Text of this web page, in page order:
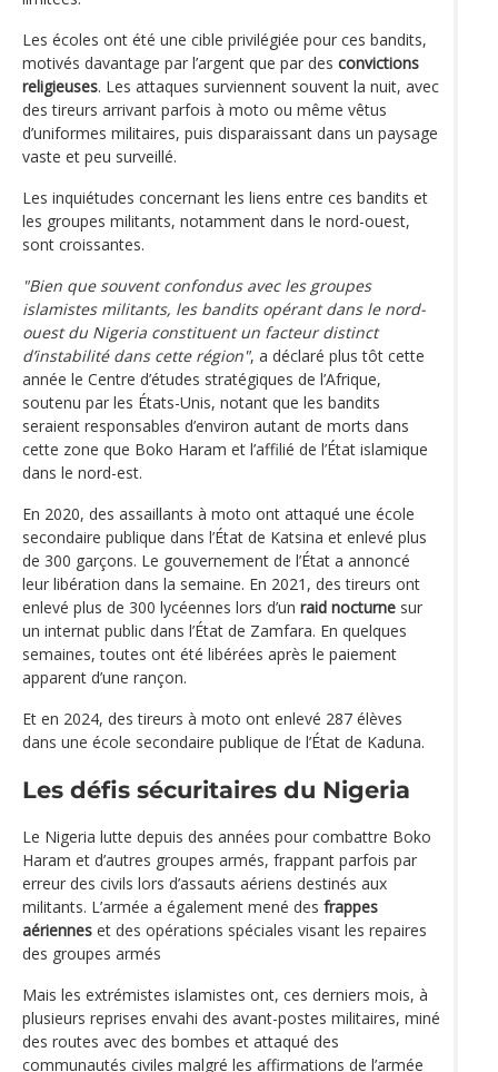
Les écoles ont été une cible privilégiée pour ces bandits,
motivés davantage par l’argent que par des convictions
religieuses. Les attaques surviennent souvent la nuit, avec
des tireurs arrivant parfois à moto ou même vêtus
d’uniformes militaires, puis disparaissant dans un paysage
vaste et peu surveillé.
Les inquiétudes concernant les liens entre ces bandits et
les groupes militants, notamment dans le nord-ouest,
sont croissantes.
"Bien que souvent confondus avec les groupes
islamistes militants, les bandits opérant dans le nord-
ouest du Nigeria constituent un facteur distinct
d’instabilité dans cette région", a déclaré plus tôt cette
année le Centre d’études stratégiques de l’Afrique,
soutenu par les États-Unis, notant que les bandits
seraient responsables d’environ autant de morts dans
cette zone que Boko Haram et l’affilié de l’État islamique
dans le nord-est.
En 2020, des assaillants à moto ont attaqué une école
secondaire publique dans l’État de Katsina et enlevé plus
de 300 garçons. Le gouvernement de l’État a annoncé
leur libération dans la semaine. En 2021, des tireurs ont
enlevé plus de 300 lycéennes lors d’un raid nocturne sur
un internat public dans l’État de Zamfara. En quelques
semaines, toutes ont été libérées après le paiement
apparent d’une rançon.
Et en 2024, des tireurs à moto ont enlevé 287 élèves
dans une école secondaire publique de l’État de Kaduna.
Les défis sécuritaires du Nigeria
Le Nigeria lutte depuis des années pour combattre Boko
Haram et d’autres groupes armés, frappant parfois par
erreur des civils lors d’assauts aériens destinés aux
militants. L’armée a également mené des frappes
aériennes et des opérations spéciales visant les repaires
des groupes armés
Mais les extrémistes islamistes ont, ces derniers mois, à
plusieurs reprises envahi des avant-postes militaires, miné
des routes avec des bombes et attaqué des
communautés civiles malgré les affirmations de l’armée